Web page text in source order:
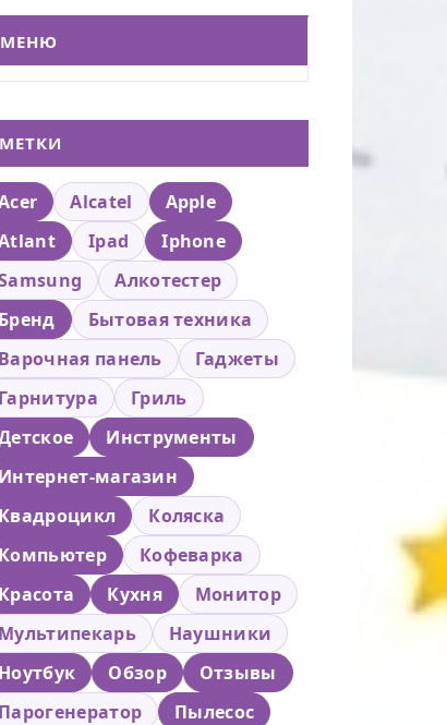
МЕНЮ
МЕТКИ
Alcatel
Apple
Ipad
Iphone
Алкотестер
Бренд
Бытовая техника
Варочная панель
Гаджеты
Гарнитура
Гриль
Инструменты
Интернет-магазин
Квадроцикл
Коляска
Компьютер
Кофеварка
Красота
Кухня
Монитор
Мультипекарь
Наушники
Ноутбук
Обзор
Отзывы
Парогенератор
Пылесос